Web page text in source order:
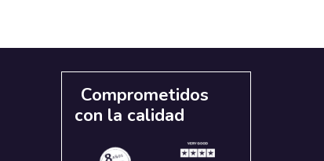
Comprometidos
con la calidad